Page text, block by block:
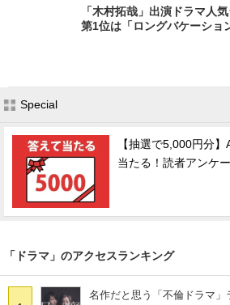
「木村拓哉」出演ドラマ人
第1位は「ロングバケーショ
Special
【抽選で5,000円分
当たる！読者アンケ
「ドラマ」のアクセスランキング
名作だと思う「不倫ドラマ